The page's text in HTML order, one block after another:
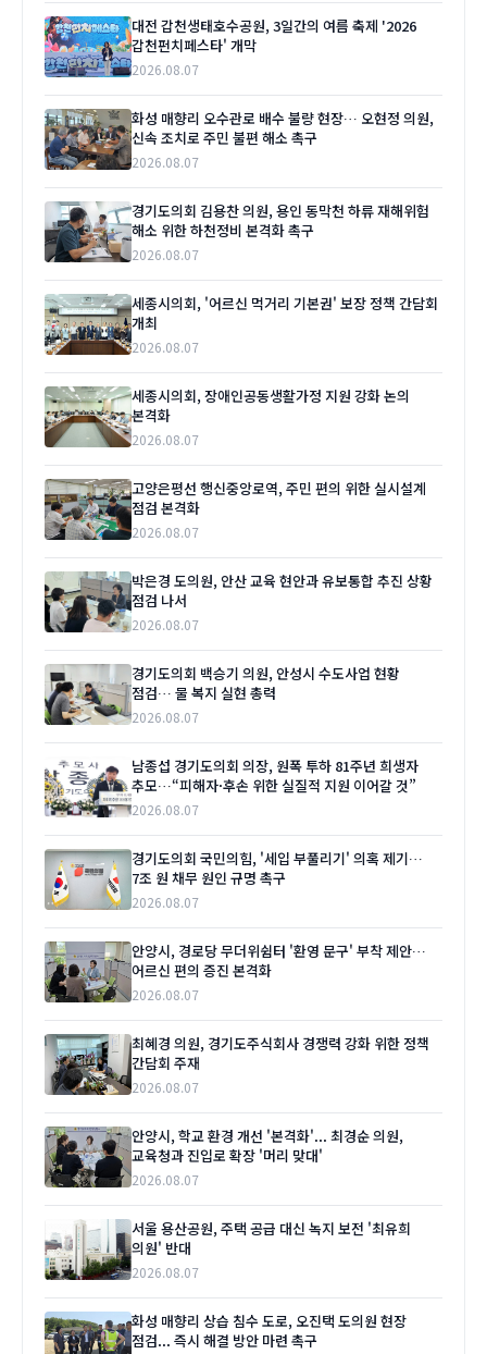
대전 갑천생태호수공원, 3일간의 여름 축제 '2026
갑천펀치페스타' 개막
2026.08.07
화성 매향리 오수관로 배수 불량 현장… 오현정 의원,
신속 조치로 주민 불편 해소 촉구
2026.08.07
경기도의회 김용찬 의원, 용인 동막천 하류 재해위험
해소 위한 하천정비 본격화 촉구
2026.08.07
세종시의회, '어르신 먹거리 기본권' 보장 정책 간담회
개최
2026.08.07
세종시의회, 장애인공동생활가정 지원 강화 논의
본격화
2026.08.07
고양은평선 행신중앙로역, 주민 편의 위한 실시설계
점검 본격화
2026.08.07
박은경 도의원, 안산 교육 현안과 유보통합 추진 상황
점검 나서
2026.08.07
경기도의회 백승기 의원, 안성시 수도사업 현황
점검… 물 복지 실현 총력
2026.08.07
남종섭 경기도의회 의장, 원폭 투하 81주년 희생자
추모…“피해자·후손 위한 실질적 지원 이어갈 것”
2026.08.07
경기도의회 국민의힘, '세입 부풀리기' 의혹 제기…
7조 원 채무 원인 규명 촉구
2026.08.07
안양시, 경로당 무더위쉼터 '환영 문구' 부착 제안…
어르신 편의 증진 본격화
2026.08.07
최혜경 의원, 경기도주식회사 경쟁력 강화 위한 정책
간담회 주재
2026.08.07
안양시, 학교 환경 개선 '본격화'... 최경순 의원,
교육청과 진입로 확장 '머리 맞대'
2026.08.07
서울 용산공원, 주택 공급 대신 녹지 보전 '최유희
의원' 반대
2026.08.07
화성 매향리 상습 침수 도로, 오진택 도의원 현장
점검... 즉시 해결 방안 마련 촉구